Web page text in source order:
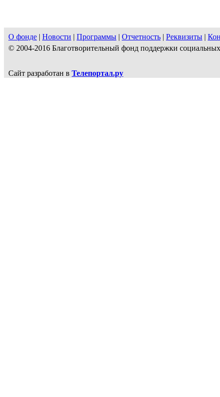
О фонде | Новости | Программы | Отчетность | Реквизиты |
© 2004-2016 Благотворительный фонд поддержки
Сайт разработан в Телепортал.ру